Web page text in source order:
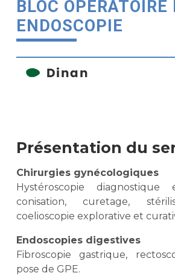
BLOC OPÉRATOIRE
ENDOSCOPIE
Présentation du
Chirurgies gynécologiques
Hystéroscopie diagnostique
conisation, curetage,
coelioscopie explorative et
Endoscopies digestives
Fibroscopie gastrique,
pose de GPE.